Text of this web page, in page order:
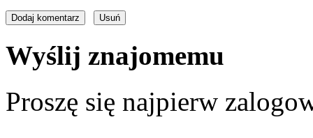
Wyślij znajomemu
Proszę się najpierw